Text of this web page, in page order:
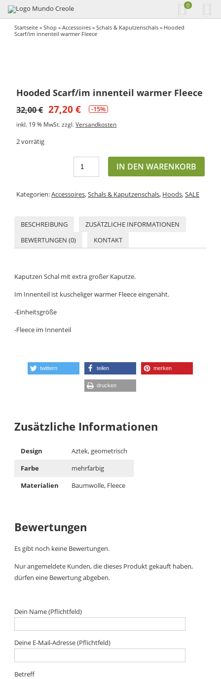
0
Startseite »Shop »Accessoires »Schals & Kaputzenschals » Hooded
Scarf/im innenteil warmer Fleece
Hooded Scarf/im innenteil warmer Fleece
32,00€ 27,20€ -15%
inkl. 19 % MwSt. zzgl.Versandkosten
2 vorrätig
IN DEN WARENKORB
Kategorien:Accessoires,Schals & Kaputzenschals, Hoods,SALE
BESCHREIBUNG
ZUSÄTZLICHE INFORMATIONEN
BEWERTUNGEN (0)
KONTAKT
Kaputzen Schal mit extra großer Kaputze.
Im Innenteil ist kuscheliger warmer Fleece eingenäht.
-Einheitsgröße
-Fleece im Innenteil
twittern teilen merken
drucken
Zusätzliche Informationen
Design
Aztek, geometrisch
Farbe
mehrfarbig
Materialien
Baumwolle, Fleece
Bewertungen
Es gibt noch keine Bewertungen.
Nur angemeldete Kunden, die dieses Produkt gekauft haben,
dürfen eine Bewertung abgeben.
Dein Name (Pflichtfeld)
Deine E-Mail-Adresse (Pflichtfeld)
Betreff